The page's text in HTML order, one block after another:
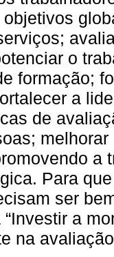
o
formação;
a
de
a
Para
ser
a
na